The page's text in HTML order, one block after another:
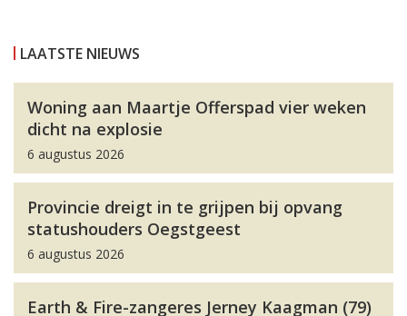
LAATSTE NIEUWS
Woning aan Maartje Offerspad vier weken
dicht na explosie
6 augustus 2026
Provincie dreigt in te grijpen bij opvang
statushouders Oegstgeest
6 augustus 2026
Earth & Fire-zangeres Jerney Kaagman (79)